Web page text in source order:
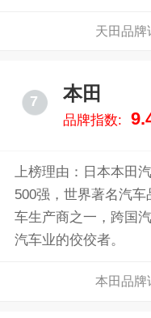
和产品质量。天田品牌
7 本田
品牌指数:
上榜理由：日本本田
500强，世界著名汽
车生产商之一，跨国
汽车业的佼佼者。
本田品牌